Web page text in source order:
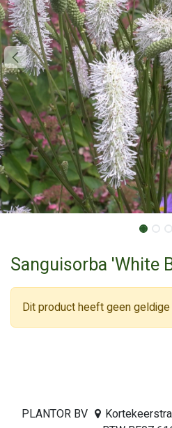
Sanguisorba 'White
Dit product heeft geen geldige
PLANTOR BV